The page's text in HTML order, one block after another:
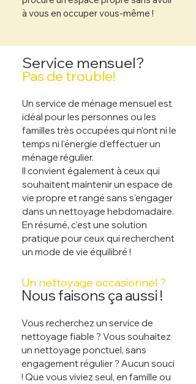
à vous en occuper vous-même !
​Service mensuel?
Pas de trouble!
Un service de ménage mensuel est
idéal pour les personnes ou les
familles très occupées qui n'ont ni le
temps ni l'énergie d'effectuer un
ménage régulier.
Il convient également à ceux qui
souhaitent maintenir un espace de
vie propre et rangé sans s'engager
dans un nettoyage hebdomadaire.
En résumé, c'est une solution
pratique pour ceux qui recherchent
un mode de vie équilibré !
Un nettoyage occasionnel ?
Nous faisons ça aussi !
Vous recherchez un service de
nettoyage fiable ? Vous souhaitez
un nettoyage ponctuel, sans
engagement régulier ? Aucun souci
! Que vous viviez seul, en famille ou